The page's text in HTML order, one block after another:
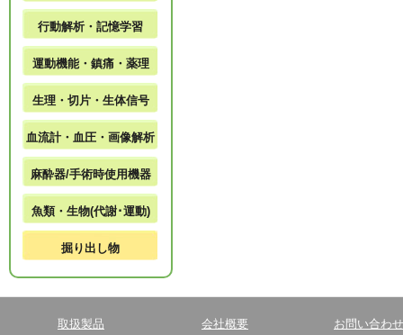
行動解析・記憶学習
運動機能・鎮痛・薬理
生理・切片・生体信号
血流計・血圧・画像解析
麻酔器/手術時使用機器
魚類・生物(代謝･運動)
掘り出し物
取扱製品 会社概要 お問い合わせ